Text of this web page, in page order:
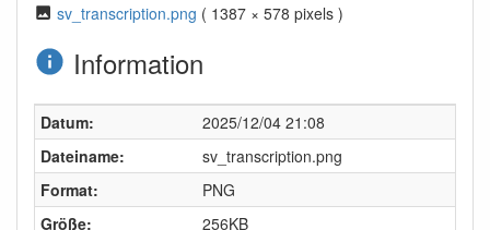
sv_transcription.png ( 1387 × 578 pixels )
Information
Datum:
2025/12/04 21:08
Dateiname:
sv_transcription.png
Format:
PNG
Größe:
256KB